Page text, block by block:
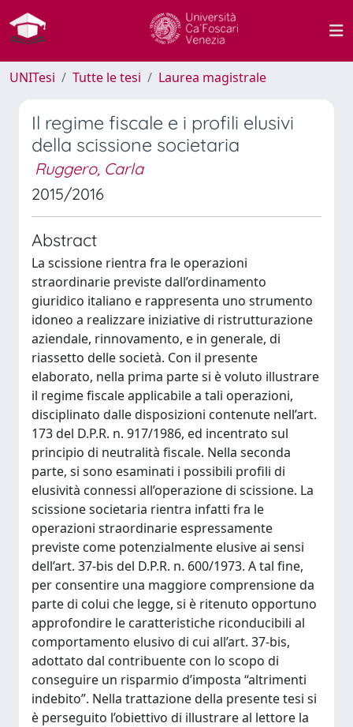
UNITesi Tutte le tesi Laurea magistrale
Il regime fiscale e i profili elusivi
della scissione societaria
Ruggero, Carla
2015/2016
Abstract
La scissione rientra fra le operazioni
straordinarie previste dall’ordinamento
giuridico italiano e rappresenta uno strumento
idoneo a realizzare iniziative di ristrutturazione
aziendale, rinnovamento, e in generale, di
riassetto delle società. Con il presente
elaborato, nella prima parte si è voluto illustrare
il regime fiscale applicabile a tali operazioni,
disciplinato dalle disposizioni contenute nell’art.
173 del D.P.R. n. 917/1986, ed incentrato sul
principio di neutralità fiscale. Nella seconda
parte, si sono esaminati i possibili profili di
elusività connessi all’operazione di scissione. La
scissione societaria rientra infatti fra le
operazioni straordinarie espressamente
previste come potenzialmente elusive ai sensi
dell’art. 37-bis del D.P.R. n. 600/1973. A tal fine,
per consentire una maggiore comprensione da
parte di colui che legge, si è ritenuto opportuno
approfondire le caratteristiche riconducibili al
comportamento elusivo di cui all’art. 37-bis,
adottato dal contribuente con lo scopo di
conseguire un risparmio d’imposta “altrimenti
indebito”. Nella trattazione della presente tesi si
è perseguito l’obiettivo di illustrare al lettore la